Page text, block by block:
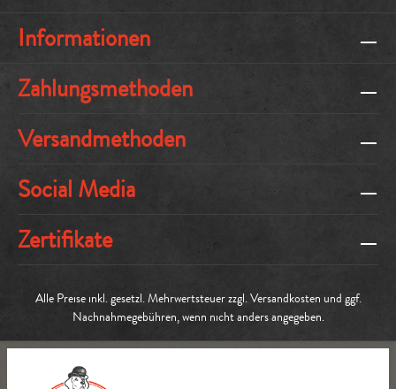
Informationen
Zahlungsmethoden
Versandmethoden
Social Media
Zertifikate
Alle Preise inkl. gesetzl. Mehrwertsteuer zzgl.Versandkosten und ggf.
Nachnahmegebühren, wenn nicht anders angegeben.